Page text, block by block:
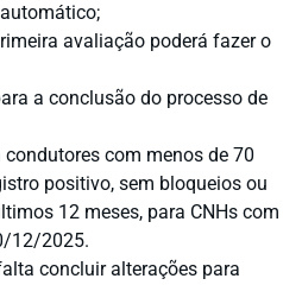
avaliação poderá fazer o
a conclusão do processo de
com menos de 70
positivo, sem bloqueios ou
12 meses, para CNHs com
12/2025.
concluir alterações para